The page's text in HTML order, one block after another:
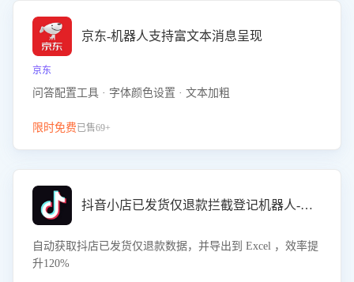
京东-机器人支持富文本消息呈现
京东
问答配置工具 · 字体颜色设置 · 文本加粗
限时免费已售69+
抖音小店已发货仅退款拦截登记机器人-八爪鱼
自动获取抖店已发货仅退款数据，并导出到 Excel ，效率提
升120%